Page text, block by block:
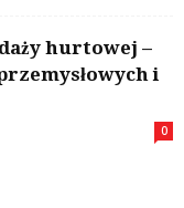
hurtowej –
i
0